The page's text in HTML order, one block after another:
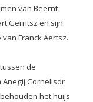
van Beernt
Gerritsz en sijn
Franck Aertsz.
de
Cornelisdr
het huijs